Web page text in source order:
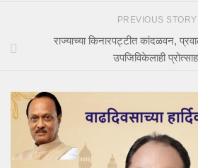
PREVIOUS STORY
राज्याच्या किनारपट्टीत कांदळवन,
उपजिविकेलाही